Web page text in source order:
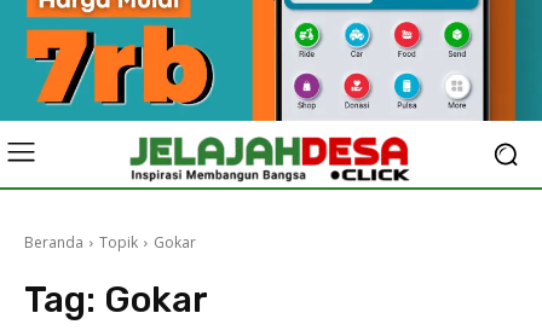
Beranda Topik Gokar
Tag: Gokar